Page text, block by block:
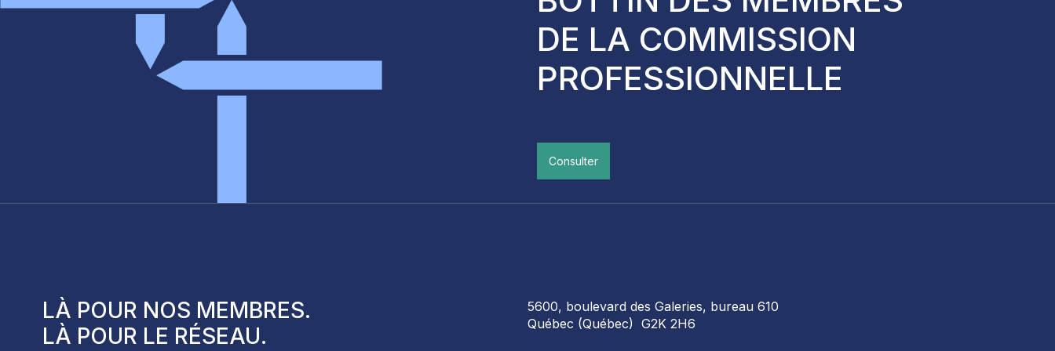
DÉMARCHE D’ÉVOLUTION DES COMPÉTENCES
DE LA COMMISSION
PROFESSIONNELLE
Consulter
LÀ POUR NOS MEMBRES.
LÀ POUR LE RÉSEAU.
5600, boulevard des Galeries, bureau 610
Québec (Québec) G2K 2H6